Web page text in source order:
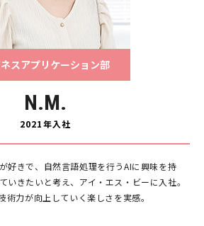
スアプリケーション部
N.M.
2021年入社
好きで、自然言語処理を行うAIに興味を持
いきたいと考え、アイ・エス・ビーに入社。
術力が向上していく楽しさを実感。